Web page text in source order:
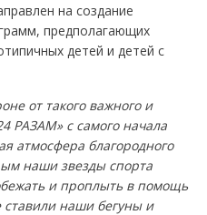
на создание
предполагающих
детей и детей с
от такого важного и
РАЗАМ» с самого начала
атмосфера благородного
наши звезды спорта
и проплыть в помощь
наши бегуны и